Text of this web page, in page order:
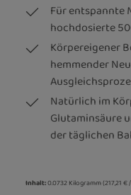
Für entspannte
hochdosierte
Körpereigener
hemmender
Natürlich im
Glutaminsäure
der täglichen
Inhalt:0.0732 Kilogramm(217,21 €